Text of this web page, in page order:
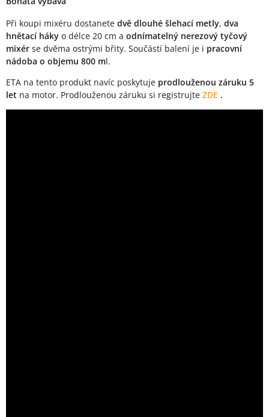
Při koupi mixéru dostanete dvě dlouhé šlehací metly, dva
hnětací háky o délce 20 cm a odnímatelný nerezový tyčový
mixér se dvěma ostrými břity. Součástí balení je i pracovní
nádoba o objemu 800 ml.
ETA na tento produkt navíc poskytuje prodlouženou záruku 5
let na motor. Prodlouženou záruku si registrujte ZDE .